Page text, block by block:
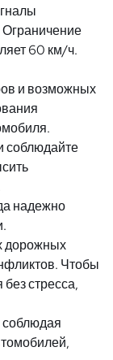
Ограничение
60 км/ч.
и возможных
соблюдайте
надежно
дорожных
Чтобы
стресса,
соблюдая